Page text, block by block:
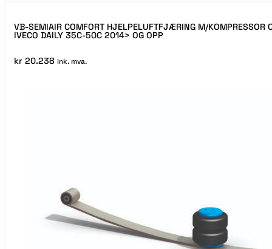
VB-SEMIAIR COMFORT HJELPELUFTFJÆRING M/KOMPRESSOR
IVECO DAILY 35C-50C 2014> OG OPP
kr 20.238 ink. mva.